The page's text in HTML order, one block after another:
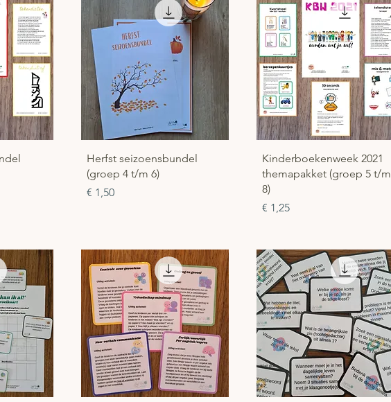
Snel overzicht
Herfst seizoensbundel
(groep 4 t/m 6)
Prijs
€ 1,50
Snel overzicht
Kinderboekenweek 2021
themapakket (groep 5 t/m
8)
Prijs
€ 1,25